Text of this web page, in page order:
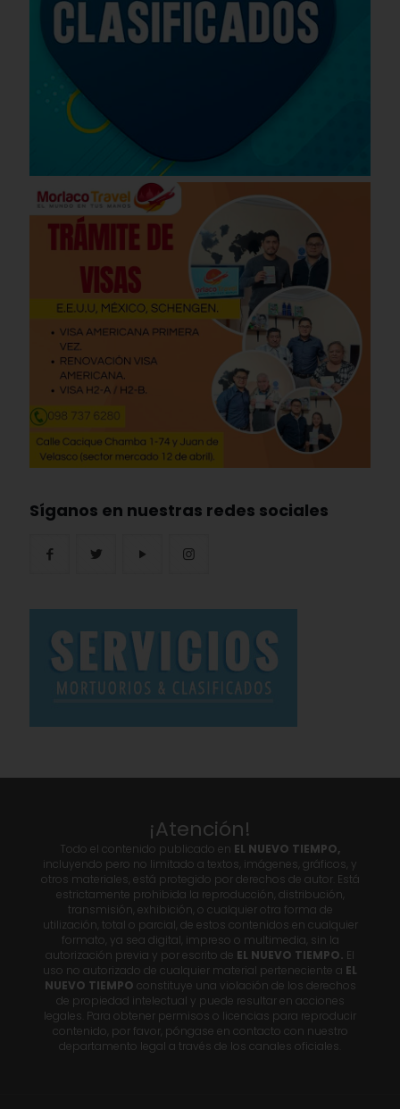
Síganos en nuestras redes sociales
¡Atención!
Todo el contenido publicado en EL NUEVO TIEMPO,
incluyendo pero no limitado a textos, imágenes, gráficos, y
otros materiales, está protegido por derechos de autor. Está
estrictamente prohibida la reproducción, distribución,
transmisión, exhibición, o cualquier otra forma de
utilización, total o parcial, de estos contenidos en cualquier
formato, ya sea digital, impreso o multimedia, sin la
autorización previa y por escrito de EL NUEVO TIEMPO. El
uso no autorizado de cualquier material perteneciente a EL
NUEVO TIEMPO constituye una violación de los derechos
de propiedad intelectual y puede resultar en acciones
legales. Para obtener permisos o licencias para reproducir
contenido, por favor, póngase en contacto con nuestro
departamento legal a través de los canales oficiales.